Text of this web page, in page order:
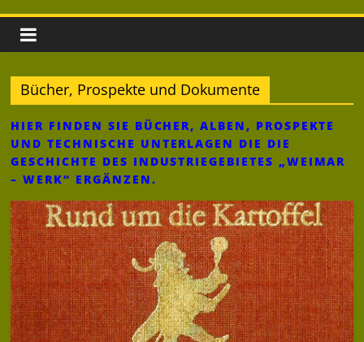
Bücher, Prospekte und Dokumente
HIER FINDEN SIE BÜCHER, ALBEN, PROSPEKTE
UND TECHNISCHE UNTERLAGEN DIE DIE
GESCHICHTE DES INDUSTRIEGEBIETES „WEIMAR
– WERK“ ERGÄNZEN.